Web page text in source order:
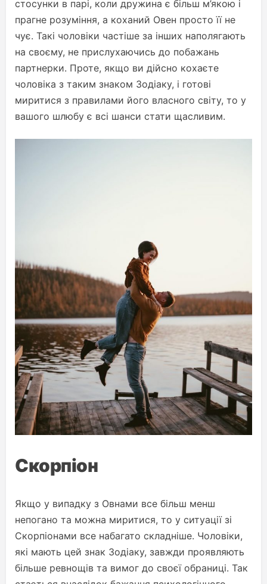
стосунки в парі, коли дружина є більш м’якою і
прагне розуміння, а коханий Овен просто її не
чує. Такі чоловіки частіше за інших наполягають
на своєму, не прислухаючись до побажань
партнерки. Проте, якщо ви дійсно кохаєте
чоловіка з таким знаком Зодіаку, і готові
миритися з правилами його власного світу, то у
вашого шлюбу є всі шанси стати щасливим.
Скорпіон
Якщо у випадку з Овнами все більш менш
непогано та можна миритися, то у ситуації зі
Скорпіонами все набагато складніше. Чоловіки,
які мають цей знак Зодіаку, завжди проявляють
більше ревнощів та вимог до своєї обраниці. Так